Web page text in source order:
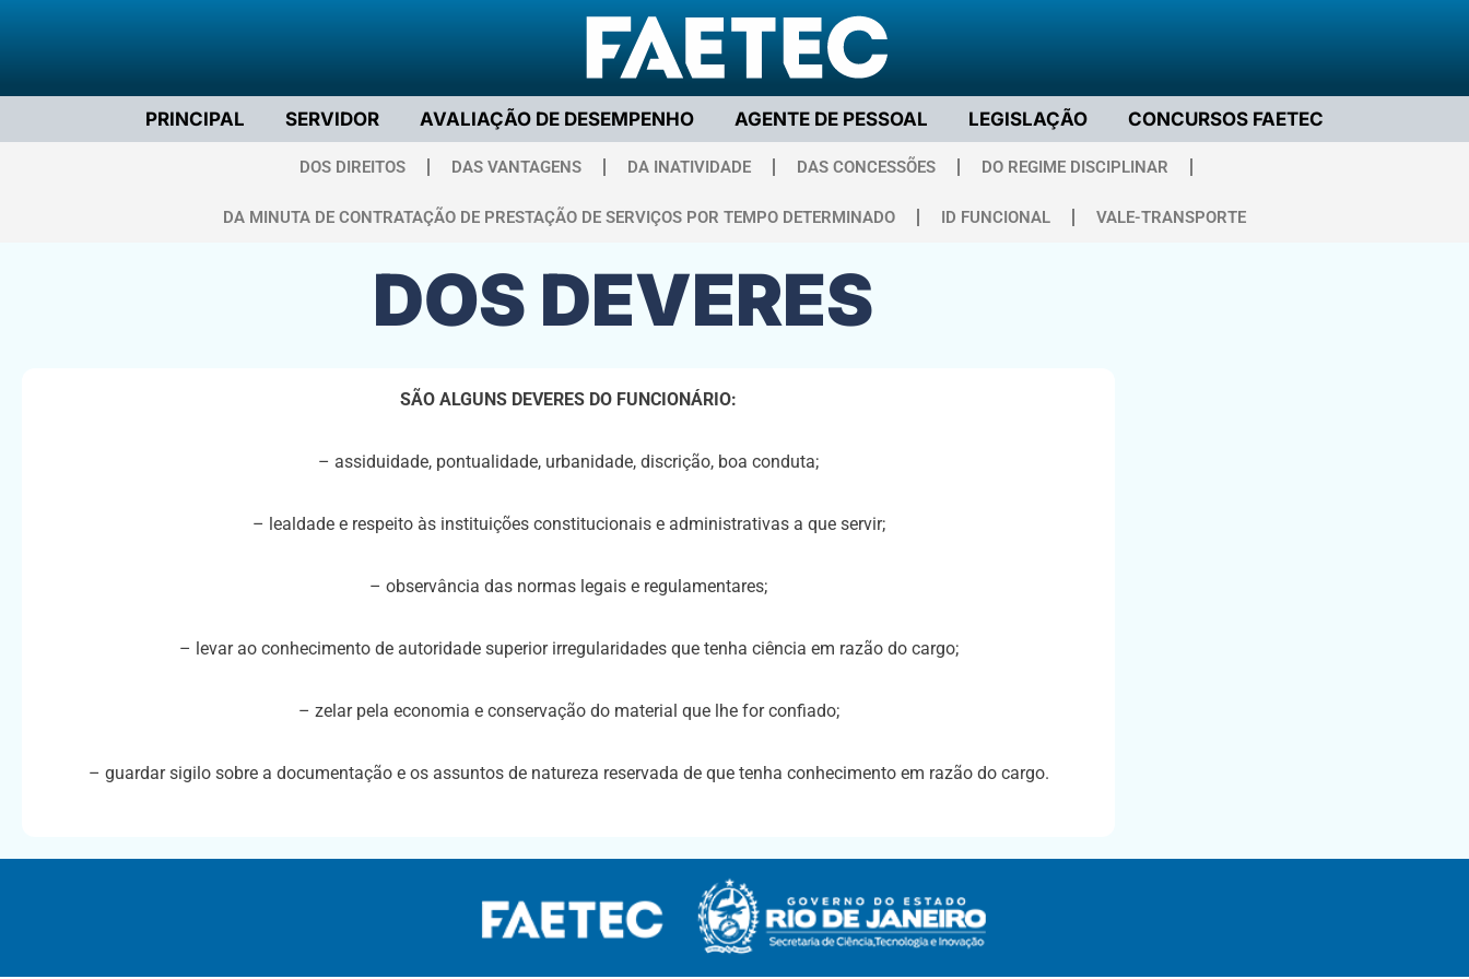
PRINCIPAL SERVIDOR AVALIAÇÃO DE DESEMPENHO AGENTE DE PESSOAL LEGISLAÇÃO CONCURSOS FAETEC
DOS DIREITOS DAS VANTAGENS DA INATIVIDADE DAS CONCESSÕES DO REGIME DISCIPLINAR
DA MINUTA DE CONTRATAÇÃO DE PRESTAÇÃO DE SERVIÇOS POR TEMPO DETERMINADO ID FUNCIONAL VALE-TRANSPORTE
DOS DEVERES
SÃO ALGUNS DEVERES DO FUNCIONÁRIO:
– assiduidade, pontualidade, urbanidade, discrição, boa conduta;
– lealdade e respeito às instituições constitucionais e administrativas a que servir;
– observância das normas legais e regulamentares;
– levar ao conhecimento de autoridade superior irregularidades que tenha ciência em razão do cargo;
– zelar pela economia e conservação do material que lhe for confiado;
– guardar sigilo sobre a documentação e os assuntos de natureza reservada de que tenha conhecimento em razão do cargo.